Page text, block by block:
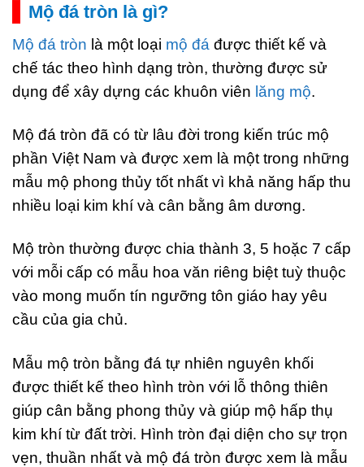
Mộ đá tròn là gì?
Mộ đá tròn là một loại mộ đá được thiết kế và
chế tác theo hình dạng tròn, thường được sử
dụng để xây dựng các khuôn viên lăng mộ.
Mộ đá tròn đã có từ lâu đời trong kiến trúc mộ
phần Việt Nam và được xem là một trong những
mẫu mộ phong thủy tốt nhất vì khả năng hấp thu
nhiều loại kim khí và cân bằng âm dương.
Mộ tròn thường được chia thành 3, 5 hoặc 7 cấp
với mỗi cấp có mẫu hoa văn riêng biệt tuỳ thuộc
vào mong muốn tín ngưỡng tôn giáo hay yêu
cầu của gia chủ.
Mẫu mộ tròn bằng đá tự nhiên nguyên khối
được thiết kế theo hình tròn với lỗ thông thiên
giúp cân bằng phong thủy và giúp mộ hấp thụ
kim khí từ đất trời. Hình tròn đại diện cho sự trọn
vẹn, thuần nhất và mộ đá tròn được xem là mẫu